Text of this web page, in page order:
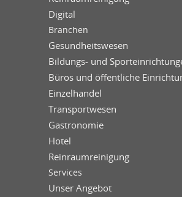
Digital
Branchen
Gesundheitswesen
Bildungs- und
Büros und öffentliche
Einzelhandel
Transportwesen
Gastronomie
Hotel
Reinraumreinigung
Services
Unser Angebot